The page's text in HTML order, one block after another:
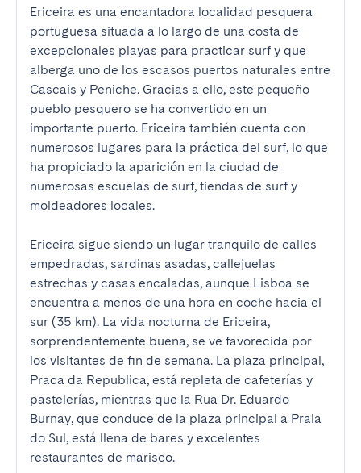
Ericeira es una encantadora localidad pesquera
portuguesa situada a lo largo de una costa de
excepcionales playas para practicar surf y que
alberga uno de los escasos puertos naturales entre
Cascais y Peniche. Gracias a ello, este pequeño
pueblo pesquero se ha convertido en un
importante puerto. Ericeira también cuenta con
numerosos lugares para la práctica del surf, lo que
ha propiciado la aparición en la ciudad de
numerosas escuelas de surf, tiendas de surf y
moldeadores locales.
Ericeira sigue siendo un lugar tranquilo de calles
empedradas, sardinas asadas, callejuelas
estrechas y casas encaladas, aunque Lisboa se
encuentra a menos de una hora en coche hacia el
sur (35 km). La vida nocturna de Ericeira,
sorprendentemente buena, se ve favorecida por
los visitantes de fin de semana. La plaza principal,
Praca da Republica, está repleta de cafeterías y
pastelerías, mientras que la Rua Dr. Eduardo
Burnay, que conduce de la plaza principal a Praia
do Sul, está llena de bares y excelentes
restaurantes de marisco.